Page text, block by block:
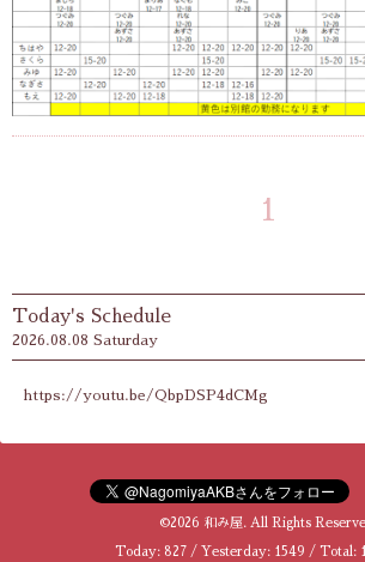
1
Today's Schedule
2026.08.08 Saturday
https://youtu.be/QbpDSP4dCMg
©2026 和み屋. All Rights
Today: 827 / Yesterday: 1549 / Total: